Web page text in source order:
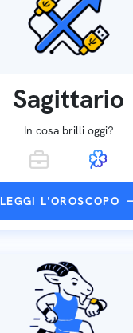
Sagittario
In cosa brilli oggi?
LEGGI L'OROSCOPO